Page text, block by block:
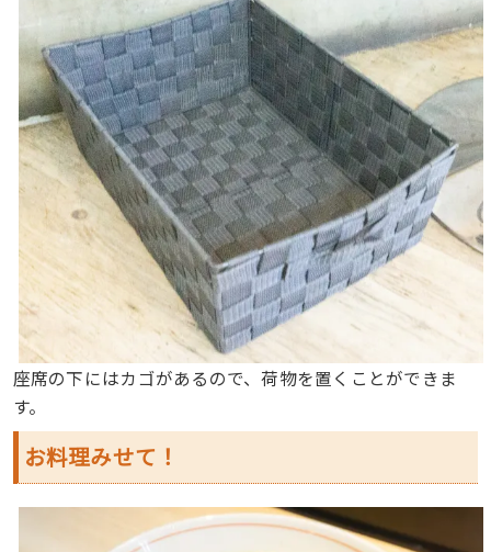
座席の下にはカゴがあるので、荷物を置くことができま
す。
お料理みせて！